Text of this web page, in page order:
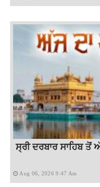
ਸ੍ਰੀ ਦਰਬਾਰ ਸਾਹਿਬ ਤੋਂ
Aug 06, 2026 9:47 Am